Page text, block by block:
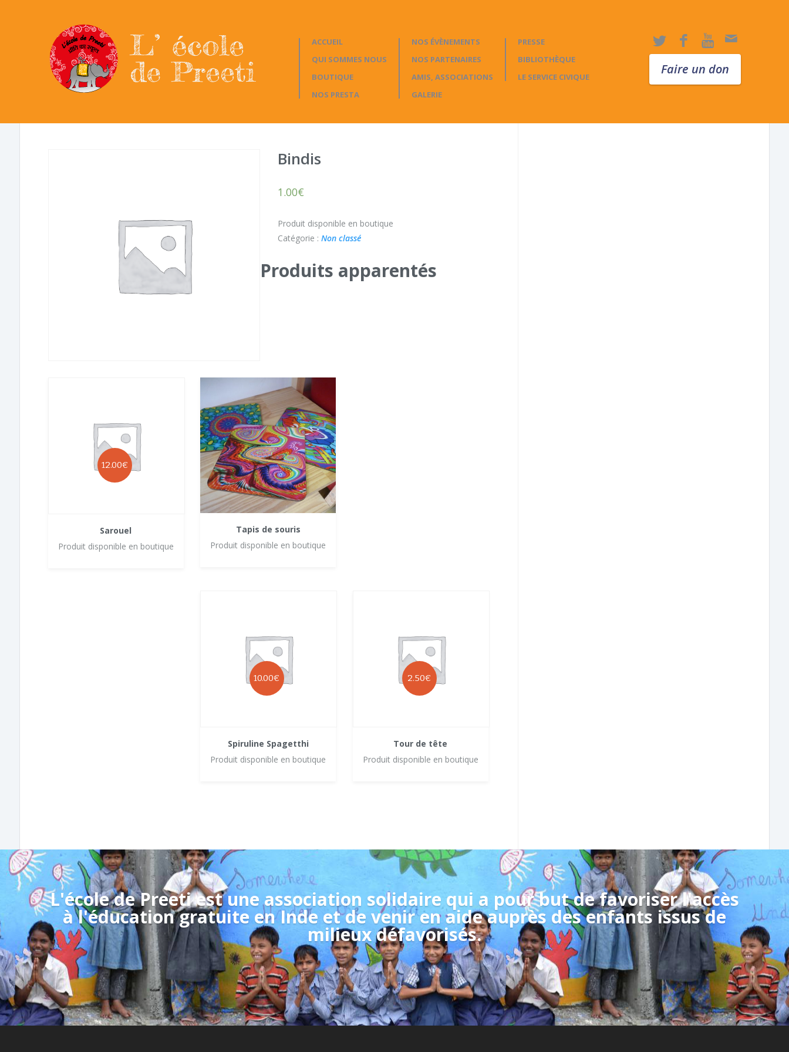
ACCUEIL
QUI SOMMES NOUS
BOUTIQUE
NOS PRESTA
NOS ÉVÈNEMENTS
NOS PARTENAIRES
AMIS, ASSOCIATIONS
GALERIE
PRESSE
BIBLIOTHÈQUE
LE SERVICE CIVIQUE
Faire un don
Bindis
1.00€
Produit disponible en boutique
Catégorie :Non classé
Produits apparentés
Sarouel
12.00€
Produit disponible en boutique
Tapis de souris
Produit disponible en boutique
Spiruline Spagetthi
10.00€
Produit disponible en boutique
Tour de tête
2.50€
Produit disponible en boutique
L'école de Preeti est une association solidaire qui a pour but de favoriser l'accès
à l'éducation gratuite en Inde et de venir en aide auprès des enfants issus de
milieux défavorisés.